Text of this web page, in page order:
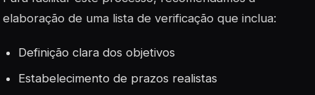
elaboração de uma lista de verificação que inclua:
Definição clara dos objetivos
Estabelecimento de prazos realistas